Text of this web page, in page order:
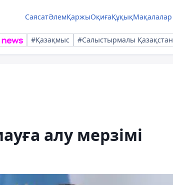
СаясатӘлемҚаржыОқиғаҚұқықМақалалар
#Қазақмыс #Салыстырмалы Қазақстан
алу мерзімі